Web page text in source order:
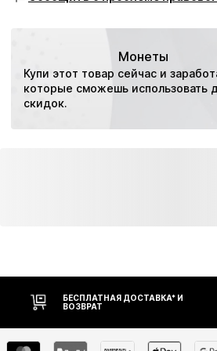
Усиленная пятка
Застежка на шнурках
HUM1095001000001
Область применения: Зал
Амортизация: Внутренняя подошва
Запрос: Хобби
Монеты
Купи этот товар сейчас и
которые сможешь использовать
скидок.
БЕСПЛАТНАЯ ДОСТАВКА* И
ВОЗВРАТ